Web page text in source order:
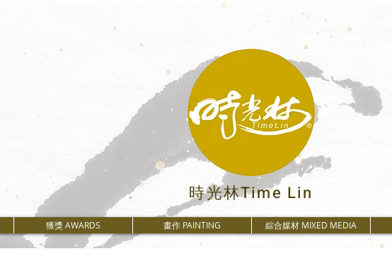
獲獎 AWARDS 畫作 PAINTING 綜合媒材 MIXED MEDIA
時光林Time Lin